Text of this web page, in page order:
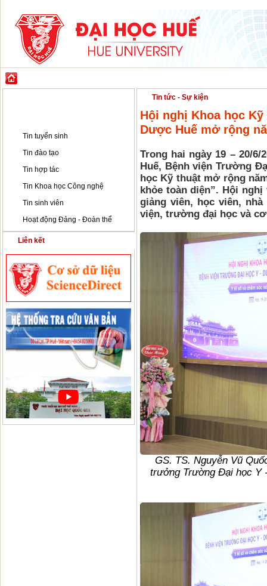
Tin tuyển sinh
Tin đào tạo
Tin hợp tác
Tin Khoa học Công nghệ
Tin sinh viên
Hoạt động Đảng - Đoàn thể
Liên kết
Tin tức - Sự kiện
Hội nghị Khoa học
Dược Huế mở rộng
Trong hai ngày 19 – 20/
Huế, Bệnh viện Trường
học Kỹ thuật mở rộng
khỏe toàn diện”. Hội
giảng viên, học viên,
viện, trường đại học và
GS. TS. Nguyễn Vũ
trưởng Trường Đại học Y